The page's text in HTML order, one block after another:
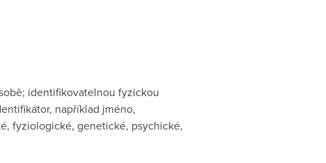
identifikovatelnou fyzickou
například jméno,
fyziologické, genetické, psychické,